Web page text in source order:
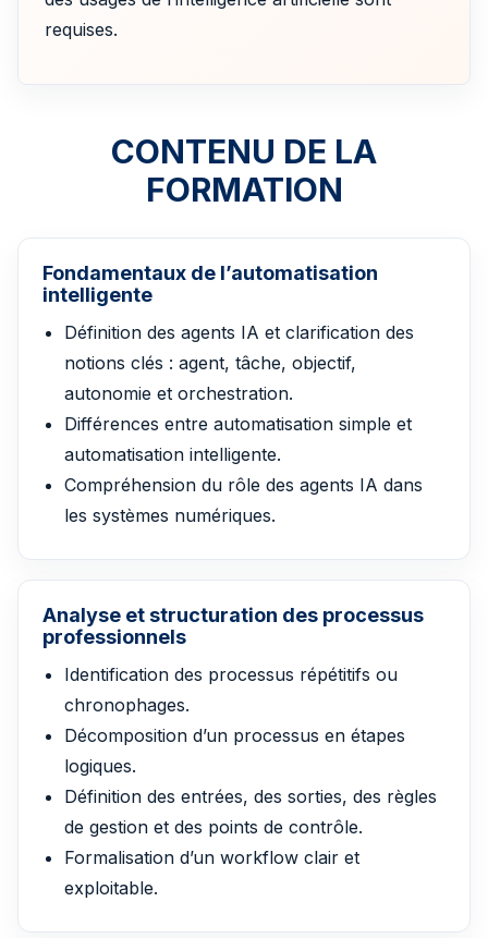
requises.
CONTENU DE LA
FORMATION
Fondamentaux de l’automatisation
intelligente
Définition des agents IA et clarification des
notions clés : agent, tâche, objectif,
autonomie et orchestration.
Différences entre automatisation simple et
automatisation intelligente.
Compréhension du rôle des agents IA dans
les systèmes numériques.
Analyse et structuration des processus
professionnels
Identification des processus répétitifs ou
chronophages.
Décomposition d’un processus en étapes
logiques.
Définition des entrées, des sorties, des règles
de gestion et des points de contrôle.
Formalisation d’un workflow clair et
exploitable.